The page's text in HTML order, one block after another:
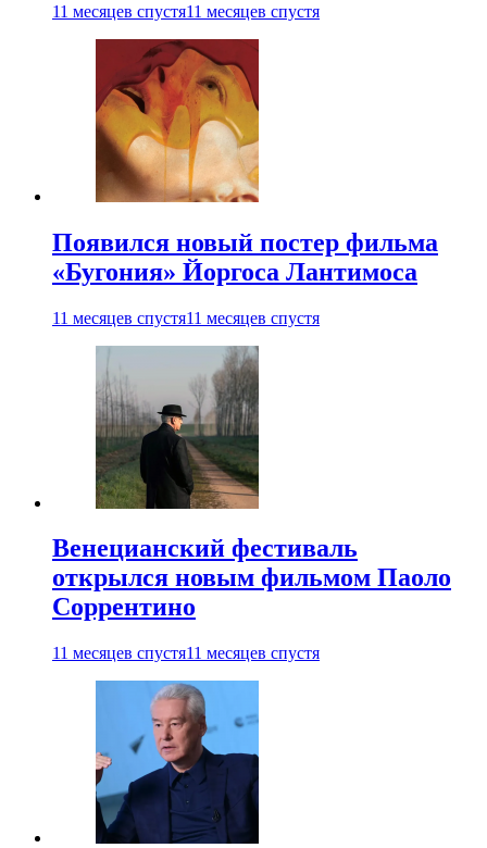
11 месяцев спустя11 месяцев спустя
Появился новый постер фильма
«Бугония» Йоргоса Лантимоса
11 месяцев спустя11 месяцев спустя
Венецианский фестиваль
открылся новым фильмом Паоло
Соррентино
11 месяцев спустя11 месяцев спустя